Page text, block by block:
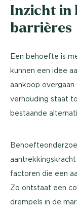
Inzicht in
barrières
Een behoefte is
kunnen een idee
aankoop
verhouding staat
bestaande
factoren die een
Zo ontstaat een
drempels in de